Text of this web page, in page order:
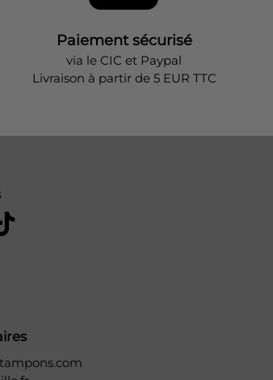
Paiement sécurisé
via le CIC et Paypal
Livraison à partir de 5 EUR TTC